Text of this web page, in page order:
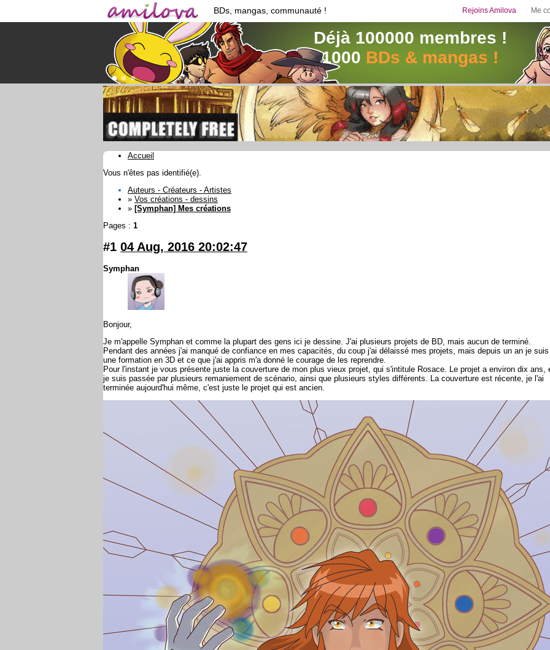
BDs, mangas, communauté ! Me
Rejoins Amilova
Déjà 100000 membres !
1000 BDs & mangas !
Accueil
Vous n'êtes pas identifié(e).
Auteurs - Créateurs - Artistes
» Vos créations - dessins
» [Symphan] Mes créations
Pages : 1
#1 04 Aug, 2016 20:02:47
Symphan
Bonjour,
Je m'appelle Symphan et comme la plupart des gens ici je dessine. J'ai plusieurs projets de BD, mais aucun de terminé.
Pendant des années j'ai manqué de confiance en mes capacités, du coup j'ai délaissé mes projets, mais depuis un an je suis
une formation en 3D et ce que j'ai appris m'a donné le courage de les reprendre.
Pour l'instant je vous présente juste la couverture de mon plus vieux projet, qui s'intitule Rosace. Le projet a environ dix ans,
je suis passée par plusieurs remaniement de scénario, ainsi que plusieurs styles différents. La couverture est récente, je l'ai
terminée aujourd'hui même, c'est juste le projet qui est ancien.